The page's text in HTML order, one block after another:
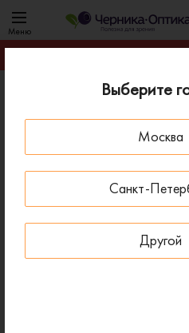
Выберите
Москва
Санкт-
Другой
Меню
Гарантируем лучшую цену
Оправы для
Оправа Tommy Hilfiger TH
ПОД ЗАКАЗ